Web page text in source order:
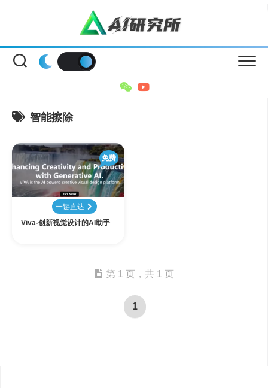
智能擦除
免费
一键直达
Viva-创新视觉设计的AI助手
第 1 页，共 1 页
1